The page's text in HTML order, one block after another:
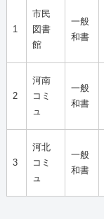
1
市民
図書
館
一般
和書
2
河南
コミ
ュ
一般
和書
3
河北
コミ
ュ
一般
和書